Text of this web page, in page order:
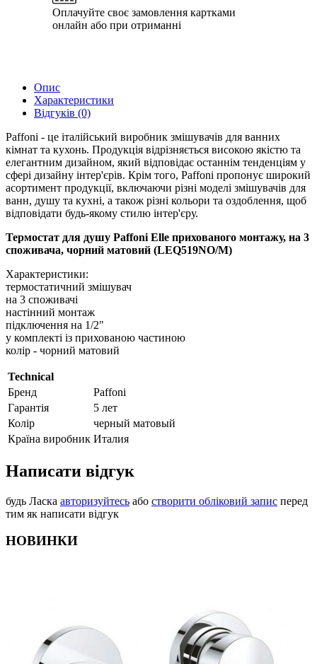
Оплачуйте своє замовлення картками
онлайн або при отриманні
Опис
Характеристики
Відгуків (0)
Paffoni - це італійський виробник змішувачів для ванних
кімнат та кухонь. Продукція відрізняється високою якістю та
елегантним дизайном, який відповідає останнім тенденціям у
сфері дизайну інтер'єрів. Крім того, Paffoni пропонує широкий
асортимент продукції, включаючи різні моделі змішувачів для
ванн, душу та кухні, а також різні кольори та оздоблення, щоб
відповідати будь-якому стилю інтер'єру.
Термостат для душу Paffoni Elle прихованого монтажу, на 3
споживача, чорний матовий (LEQ519NO/M)
Характеристики:
термостатичний змішувач
на 3 споживачі
настінний монтаж
підключення на 1/2"
у комплекті із прихованою частиною
колір - чорний матовий
Technical
Бренд
Paffoni
Гарантія
5 лет
Колір
черный матовый
Країна виробник Италия
Написати відгук
будь Ласка авторизуйтесь або створити обліковий запис перед
тим як написати відгук
НОВИНКИ